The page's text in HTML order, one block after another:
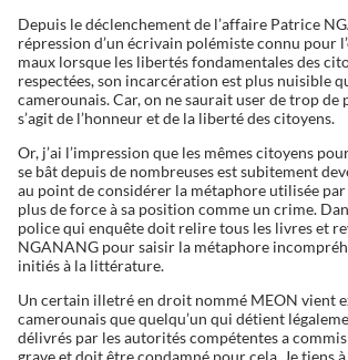
Depuis le déclenchement de l’affaire Patrice
répression d’un écrivain polémiste connu pour
maux lorsque les libertés fondamentales des
respectées, son incarcération est plus nuisible
camerounais. Car, on ne saurait user de trop de
s’agit de l’honneur et de la liberté des citoyens.
Or, j’ai l’impression que les mêmes citoyens
se bât depuis de nombreuses est subitement
au point de considérer la métaphore utilisée
plus de force à sa position comme un crime.
police qui enquête doit relire tous les livres et
NGANANG pour saisir la métaphore
initiés à la littérature.
Un certain illetré en droit nommé MEON vient
camerounais que quelqu’un qui détient
délivrés par les autorités compétentes a